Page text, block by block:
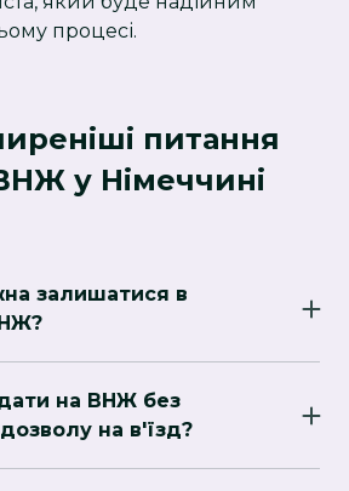
процесі.
питання
у Німеччині
залишатися в
та типу ВНЖ. Після
терміну ви можете подати
або змінити статус на
на ВНЖ без
на в'їзд?